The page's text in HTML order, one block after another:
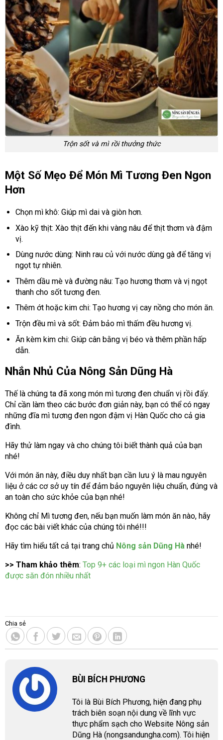
Trộn sốt và mì rồi thưởng thức
Một Số Mẹo Để Món Mì Tương Đen Ngon
Hơn
Chọn mì khô: Giúp mì dai và giòn hơn.
Xào kỹ thịt: Xào thịt đến khi vàng nâu để thịt thơm và đậm
vị.
Dùng nước dùng: Ninh rau củ với nước dùng gà để tăng vị
ngọt tự nhiên.
Thêm dầu mè và đường nâu: Tạo hương thơm và vị ngọt
thanh cho sốt tương đen.
Thêm ớt hoặc kim chi: Tạo hương vị cay nồng cho món ăn.
Trộn đều mì và sốt: Đảm bảo mì thấm đều hương vị.
Ăn kèm kim chi: Giúp cân bằng vị béo và thêm phần hấp
dẫn.
Nhắn Nhủ Của Nông Sản Dũng Hà
Thế là chúng ta đã xong món mì tương đen chuẩn vị rồi đấy.
Chỉ cần làm theo các bước đơn giản này, bạn có thể có ngay
những đĩa mì tương đen ngon đậm vị Hàn Quốc cho cả gia
đình.
Hãy thử làm ngay và cho chúng tôi biết thành quả của bạn
nhé!
Với món ăn này, điều duy nhất bạn cần lưu ý là mau nguyên
liệu ở các cơ sở uy tín để đảm bảo nguyên liệu chuẩn, đúng và
an toàn cho sức khỏe của bạn nhé!
Không chỉ Mì tương đen, nếu bạn muốn làm món ăn nào, hãy
đọc các bài viết khác của chúng tôi nhé!!!
Hãy tìm hiểu tất cả tại trang chủ Nông sản Dũng Hà nhé!
>> Tham khảo thêm: Top 9+ các loại mì ngon Hàn Quốc
được săn đón nhiều nhất
Chia sẻ
BÙI BÍCH PHƯƠNG
Tôi là Bùi Bích Phương, hiện đang phụ
trách biên soạn nội dung về lĩnh vực
thực phẩm sạch cho Website Nông sản
Dũng Hà (nongsandungha.com). Tôi hiện